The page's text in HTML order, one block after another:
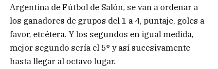
Argentina de Fútbol de Salón, se van a ordenar a
los ganadores de grupos del 1 a 4, puntaje, goles a
favor, etcétera. Y los segundos en igual medida,
mejor segundo sería el 5° y así sucesivamente
hasta llegar al octavo lugar.